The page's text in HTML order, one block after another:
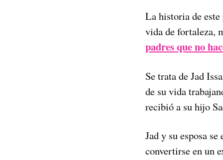
La historia de este
vida de fortaleza,
padres que no
Se trata de Jad
de su vida
recibió a su hijo
Jad y su esposa
convertirse en un